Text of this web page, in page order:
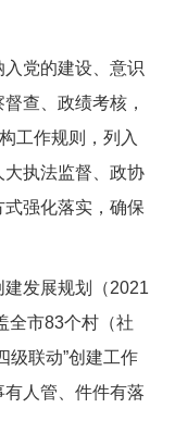
党的建设、意识
查、政绩考核，
工作规则，列入
执法监督、政协
强化落实，确保
发展规划（2021
全市83个村（社
级联动”创建工作
人管、件件有落